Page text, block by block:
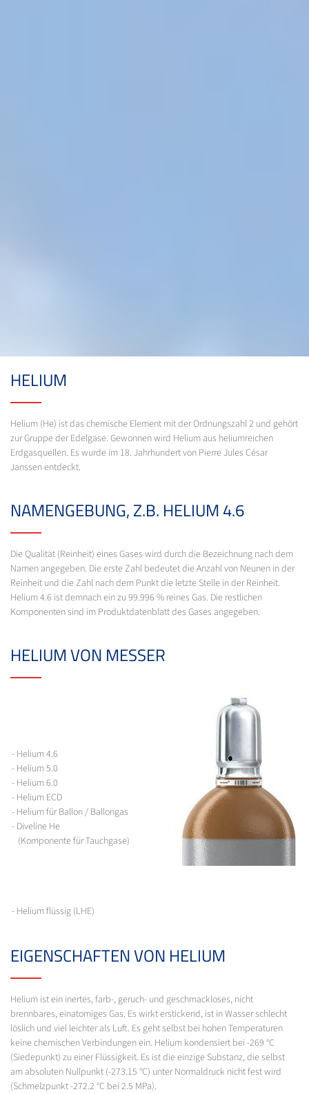
HELIUM
Helium (He) ist das chemische Element mit der Ordnungszahl 2 und gehört
zur Gruppe der Edelgase. Gewonnen wird Helium aus heliumreichen
Erdgasquellen. Es wurde im 18. Jahrhundert von Pierre Jules César
Janssen entdeckt.
NAMENGEBUNG, Z.B. HELIUM 4.6
Die Qualität (Reinheit) eines Gases wird durch die Bezeichnung nach dem
Namen angegeben. Die erste Zahl bedeutet die Anzahl von Neunen in der
Reinheit und die Zahl nach dem Punkt die letzte Stelle in der Reinheit.
Helium 4.6 ist demnach ein zu 99.996 % reines Gas. Die restlichen
Komponenten sind im Produktdatenblatt des Gases angegeben.
HELIUM VON MESSER
- Helium 4.6
- Helium 5.0
- Helium 6.0
- Helium ECD
- Helium für Ballon / Ballongas
- Diveline He
(Komponente für Tauchgase)
- Helium flüssig (LHE)
EIGENSCHAFTEN VON HELIUM
Helium ist ein inertes, farb-, geruch- und geschmackloses, nicht
brennbares, einatomiges Gas. Es wirkt erstickend, ist in Wasser schlecht
löslich und viel leichter als Luft. Es geht selbst bei hohen Temperaturen
keine chemischen Verbindungen ein. Helium kondensiert bei -269 °C
(Siedepunkt) zu einer Flüssigkeit. Es ist die einzige Substanz, die selbst
am absoluten Nullpunkt (-273.15 °C) unter Normaldruck nicht fest wird
(Schmelzpunkt -272.2 °C bei 2.5 MPa).